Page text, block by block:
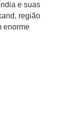
e suas
região
enorme